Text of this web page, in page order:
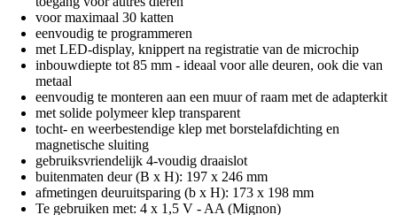
voor maximaal 30 katten
eenvoudig te programmeren
met LED-display, knippert na registratie van de microchip
inbouwdiepte tot 85 mm - ideaal voor alle deuren, ook die van
metaal
eenvoudig te monteren aan een muur of raam met de adapterkit
met solide polymeer klep transparent
tocht- en weerbestendige klep met borstelafdichting en
magnetische sluiting
gebruiksvriendelijk 4-voudig draaislot
buitenmaten deur (B x H): 197 x 246 mm
afmetingen deuruitsparing (b x H): 173 x 198 mm
Te gebruiken met: 4 x 1,5 V - AA (Mignon)